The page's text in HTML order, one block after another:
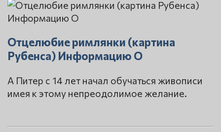
Отцелюбие римлянки (картина
Рубенса) Информацию О
А Питер с 14 лет начал обучаться живописи
имея к этому непреодолимое желание.